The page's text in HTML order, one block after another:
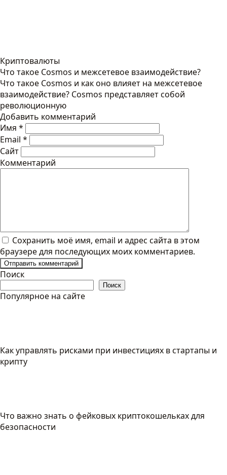
Криптовалюты
Что такое Cosmos и межсетевое взаимодействие?
Что такое Cosmos и как оно влияет на межсетевое
взаимодействие? Cosmos представляет собой
революционную
Добавить комментарий
Имя *
Email *
Сайт
Комментарий
Сохранить моё имя, email и адрес сайта в этом
браузере для последующих моих комментариев.
Поиск
Поиск
Популярное на сайте
Как управлять рисками при инвестициях в стартапы и
крипту
Что важно знать о фейковых криптокошельках для
безопасности